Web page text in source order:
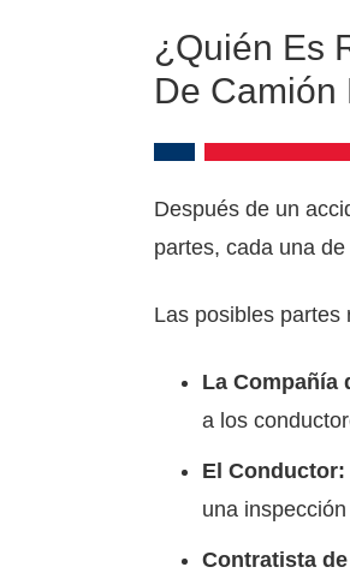
¿Quién Es
De Camión
Después de un
partes, cada una
Las posibles partes
La Compañía
a los
El Conductor:
una
Contratista